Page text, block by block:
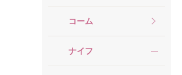
コーム
ナイフ